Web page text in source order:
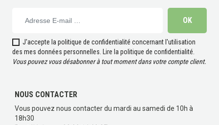
J'accepte la politique de confidentialité concernant l'utilisation
des mes données personnelles. Lire la politique de confidentialité
Vous pouvez vous désabonner à tout moment dans votre compte client.
NOUS CONTACTER
Vous pouvez nous contacter du mardi au samedi de 10h à
18h30